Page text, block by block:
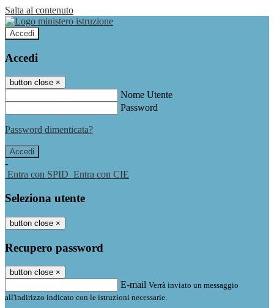
Salta al contenuto
Accedi
Accedi
button close ×
Nome Utente
Password
Password dimenticata?
-
Entra con SPID Entra con CIE
Seleziona utente
button close ×
Recupero password
button close ×
E-mail Verrà inviato un messaggio
all'indirizzo indicato con le istruzioni necessarie.